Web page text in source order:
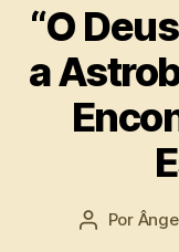
“O
a
Autor
Por